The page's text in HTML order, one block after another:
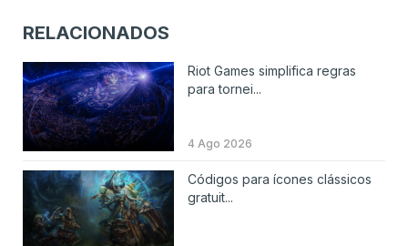
RELACIONADOS
Riot Games simplifica regras
para tornei...
4 Ago 2026
Códigos para ícones clássicos
gratuit...